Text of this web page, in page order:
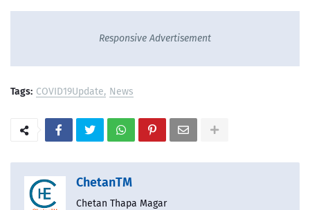
Responsive Advertisement
Tags: COVID19Update News
ChetanTM
Chetan Thapa Magar